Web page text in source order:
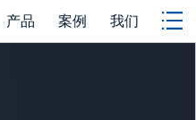
产品 案例 我们